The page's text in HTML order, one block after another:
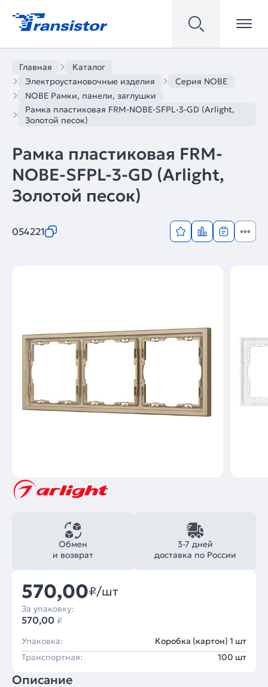
Главная
Каталог
Электроустановочные изделия
Серия NOBE
NOBE Рамки, панели, заглушки
Рамка пластиковая FRM-NOBE-SFPL-3-GD (Arlight,
Золотой песок)
Рамка пластиковая FRM-
NOBE-SFPL-3-GD (Arlight,
Золотой песок)
054221
3-7 дней
доставка по России
Обмен
и возврат
570,00₽/шт
За упаковку:
570,00 ₽
Упаковка:
Коробка (картон) 1 шт
Транспортная:
100 шт
Описание